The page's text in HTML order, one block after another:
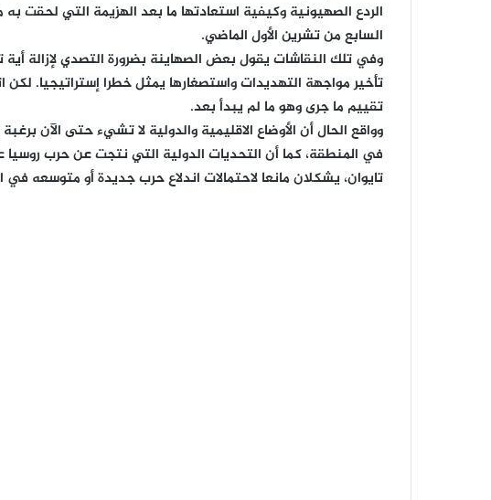
الردع الصهيونية وكيفية استعادتها ما بعد الهزيمة التي لحقت
السابع من تشرين الأول الماضي.
وفي تلك النقاشات يقول بعض الصهاينة بضرورة التصدي لإزالة
تأخير مواجهة التهديدات واستصغارها يمثل خطرا إستراتيجيا. لكن
تقييم ما جرى وهو ما لم يبدأ بعد.
وواقع الحال أن الأوضاع الاقليمية والدولية لا تشيء حتى الآن
في المنطقة، كما أن التحديات الدولية التي نتجت عن حرب
تايوان، يشكلان مانعا لاحتمالات اندلاع حرب جديدة أو متوسعه